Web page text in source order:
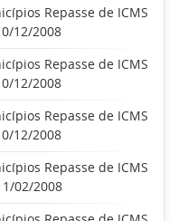
Repasse de ICMS
12/2008
Repasse de ICMS
12/2008
Repasse de ICMS
12/2008
Repasse de ICMS
02/2008